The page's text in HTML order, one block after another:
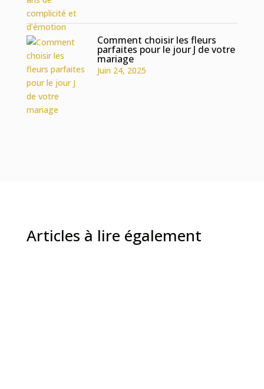
Comment choisir les fleurs
parfaites pour le jour J de votre
mariage
Juin 24, 2025
Articles à lire également